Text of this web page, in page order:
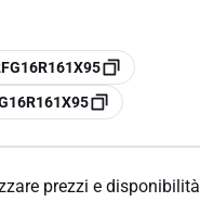
prezzi e disponibilità